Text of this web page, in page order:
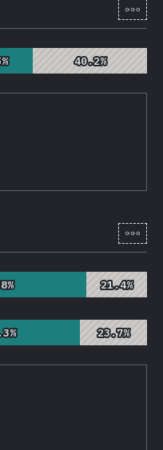
[zh-
40.2%
40.2%
[zh-
21.4%
21.4%
23.7%
23.7%